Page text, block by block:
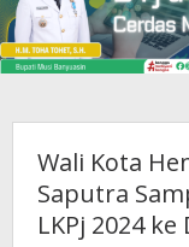
Wali Kota
Saputra
LKPj 2024 ke